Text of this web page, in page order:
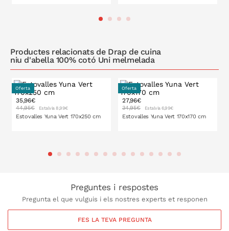
Productes relacionats de Drap de cuina
niu d'abella 100% cotó Uni melmelada
Oferta
35,96€
44,95€ Estalvia 8,99€
Estovalles Yuna Vert 170x250 cm
Oferta
27,96€
34,95€ Estalvia 6,99€
Estovalles Yuna Vert 170x170 cm
Preguntes i respostes
Pregunta el que vulguis i els nostres experts et responen
FES LA TEVA PREGUNTA